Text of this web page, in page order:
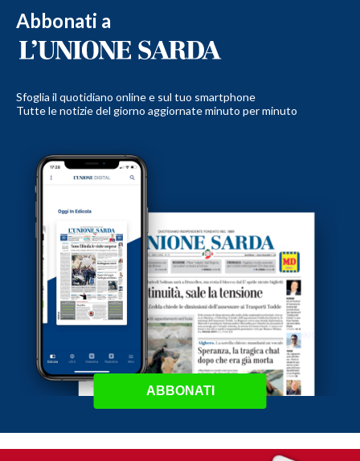
Abbonati a
Sfoglia il quotidiano online e sul tuo smartphone
Tutte le notizie del giorno aggiornate minuto per minuto
ABBONATI